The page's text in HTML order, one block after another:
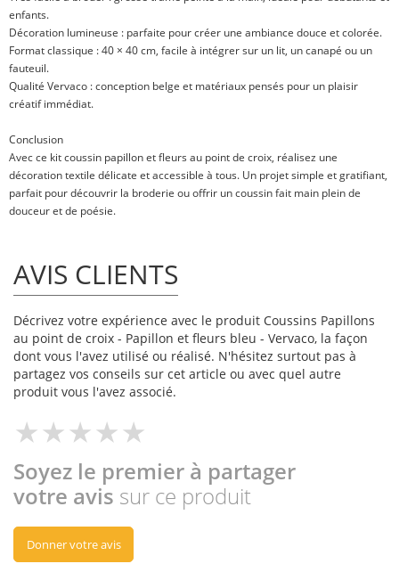
enfants.
Décoration lumineuse : parfaite pour créer une ambiance douce et colorée.
Format classique : 40 × 40 cm, facile à intégrer sur un lit, un canapé ou un
fauteuil.
Qualité Vervaco : conception belge et matériaux pensés pour un plaisir
créatif immédiat.
Conclusion
Avec ce kit coussin papillon et fleurs au point de croix, réalisez une
décoration textile délicate et accessible à tous. Un projet simple et gratifiant,
parfait pour découvrir la broderie ou offrir un coussin fait main plein de
douceur et de poésie.
AVIS CLIENTS
Décrivez votre expérience avec le produit Coussins Papillons
au point de croix - Papillon et fleurs bleu - Vervaco, la façon
dont vous l'avez utilisé ou réalisé. N'hésitez surtout pas à
partagez vos conseils sur cet article ou avec quel autre
produit vous l'avez associé.
Soyez le premier à partager
votre avis sur ce produit
Donner votre avis